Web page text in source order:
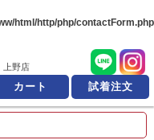
html/http/php/contactForm.php
な靴の
上野店
カート 試着注文